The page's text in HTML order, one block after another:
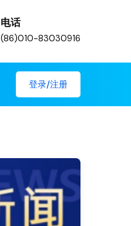
电话
(86)010-83030916
登录/注册